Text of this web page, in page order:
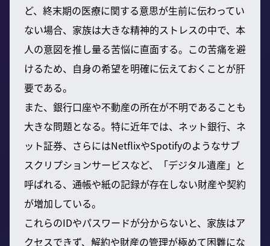
ど、終末期の医療に関する意思が生前に伝わってい
ない場合、家族は大きな精神的ストレスの中で、本
人の意図を推し量る苦悩に直面する。この苦痛を避
けるため、自身の希望を明確に伝えておくことが肝
要である。
また、銀行口座や不動産の所在が不明であることも
大きな問題となる。特に近年では、ネット銀行、ネ
ット証券、さらにはNetflixやSpotifyのようなサブ
スクリプションサービスなど、「デジタル遺産」と
呼ばれる、通帳や紙の記録が存在しない財産や契約
が増加している。
これらのIDやパスワードが分からないと、家族はア
クセスできず、解約や財産の管理が極めて困難にな